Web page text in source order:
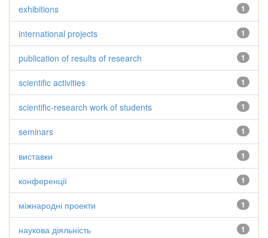
1
exhibitions
1
international projects
1
publication of results of research
1
scientific activities
1
scientific-research work of students
1
seminars
1
виставки
1
конференції
1
міжнародні проекти
1
наукова діяльність